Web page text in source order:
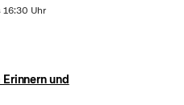
16:30 Uhr
und